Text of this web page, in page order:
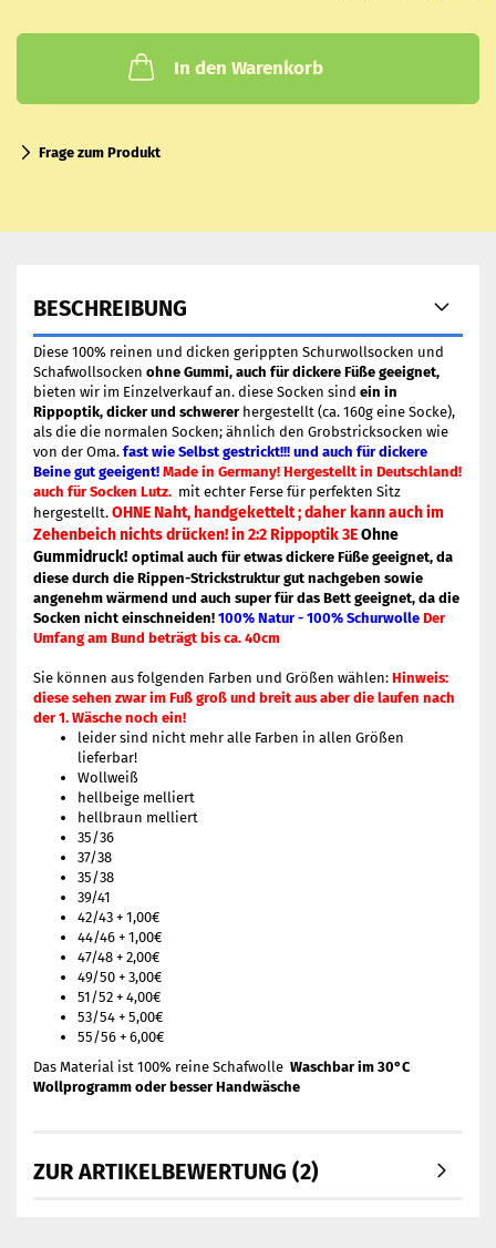
In den Warenkorb
Frage zum Produkt
BESCHREIBUNG
Diese 100% reinen und dicken gerippten Schurwollsocken und
Schafwollsocken ohne Gummi, auch für dickere Füße geeignet,
bieten wir im Einzelverkauf an. diese Socken sind ein in
Rippoptik, dicker und schwerer hergestellt (ca. 160g eine Socke),
als die die normalen Socken; ähnlich den Grobstricksocken wie
von der Oma. fast wie Selbst gestrickt!!! und auch für dickere
Beine gut geeigent! Made in Germany! Hergestellt in Deutschland!
auch für Socken Lutz. mit echter Ferse für perfekten Sitz
hergestellt. OHNE Naht, handgekettelt ; daher kann auch im
Zehenbeich nichts drücken! in 2:2 Rippoptik 3EOhne
Gummidruck! optimal auch für etwas dickere Füße geeignet, da
diese durch die Rippen-Strickstruktur gut nachgeben sowie
angenehm wärmend und auch super für das Bett geeignet, da die
Socken nicht einschneiden! 100% Natur - 100% Schurwolle Der
Umfang am Bund beträgt bis ca. 40cm
Sie können aus folgenden Farben und Größen wählen: Hinweis:
diese sehen zwar im Fuß groß und breit aus aber die laufen nach
der 1. Wäsche noch ein!
leider sind nicht mehr alle Farben in allen Größen
lieferbar!
Wollweiß
hellbeige melliert
hellbraun melliert
35/36
37/38
35/38
39/41
42/43 + 1,00€
44/46 + 1,00€
47/48 + 2,00€
49/50 + 3,00€
51/52 + 4,00€
53/54 + 5,00€
55/56 + 6,00€
Das Material ist 100% reine Schafwolle Waschbar im 30°C
Wollprogramm oder besser Handwäsche
ZUR ARTIKELBEWERTUNG (2)